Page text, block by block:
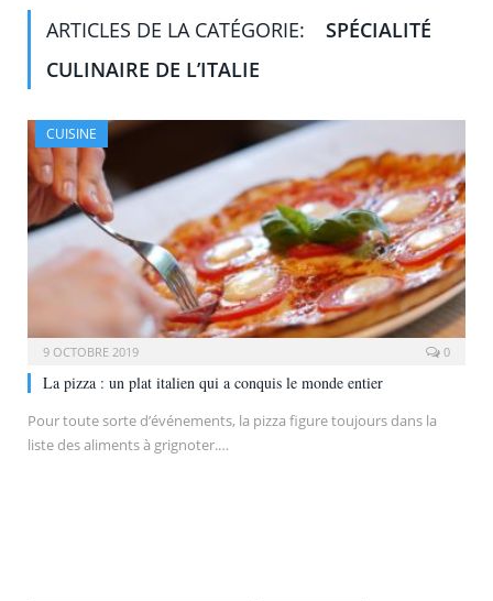
ARTICLES DE LA CATÉGORIE:
SPÉCIALITÉ
CULINAIRE DE L’ITALIE
CUISINE
9 OCTOBRE 2019 0
La pizza : un plat italien qui a conquis le monde entier
Pour toute sorte d’événements, la pizza figure toujours dans la
liste des aliments à grignoter.…